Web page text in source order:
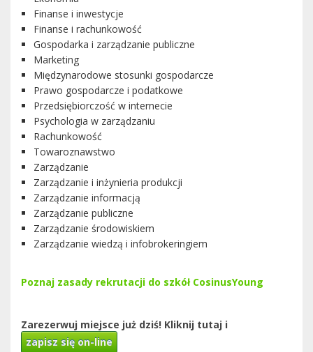
Finanse i inwestycje
Finanse i rachunkowość
Gospodarka i zarządzanie publiczne
Marketing
Międzynarodowe stosunki gospodarcze
Prawo gospodarcze i podatkowe
Przedsiębiorczość w internecie
Psychologia w zarządzaniu
Rachunkowość
Towaroznawstwo
Zarządzanie
Zarządzanie i inżynieria produkcji
Zarządzanie informacją
Zarządzanie publiczne
Zarządzanie środowiskiem
Zarządzanie wiedzą i infobrokeringiem
Poznaj zasady rekrutacji do szkół CosinusYoung
Zarezerwuj miejsce już dziś! Kliknij tutaj i
zapisz się on-line